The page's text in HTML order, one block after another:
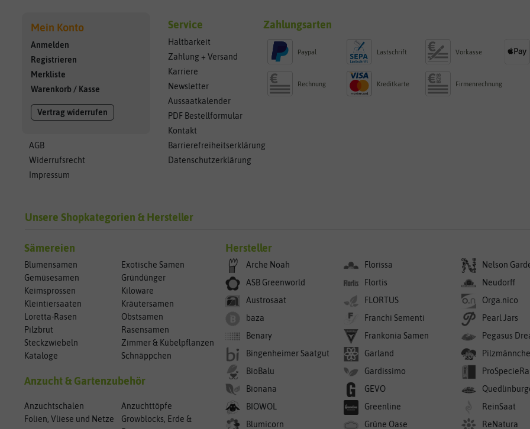
Mein Konto
Anmelden
Registrieren
Merkliste
Warenkorb / Kasse
Vertrag widerrufen
AGB
Widerrufsrecht
Impressum
Service
Haltbarkeit
Zahlung + Versand
Karriere
Newsletter
Aussaatkalender
PDF Bestellformular
Kontakt
Barrierefreiheitserklärung
Datenschutzerklärung
Zahlungsarten
Paypal Lastschrift Vorkasse
Rechnung Kreditkarte Firmenrechnung
Unsere Shopkategorien & Hersteller
Sämereien
Blumensamen
Exotische Samen
Gemüsesamen
Gründünger
Keimsprossen
Kiloware
Kleintiersaaten
Kräutersamen
Loretta-Rasen
Obstsamen
Pilzbrut
Rasensamen
Steckzwiebeln
Zimmer & Kübelpflanzen
Kataloge
Schnäppchen
Anzucht & Gartenzubehör
Anzuchtschalen
Anzuchttöpfe
Folien, Vliese und Netze
Growblocks, Erde &
Hersteller
Arche Noah
ASB Greenworld
Austrosaat
baza
Benary
Bingenheimer Saatgut
BioBalu
Bionana
BIOWOL
Blumicorn
Florissa
Flortis
FLORTUS
Franchi Sementi
Frankonia Samen
Garland
Gardissimo
GEVO
Greenline
Grüne Oase
Nelson
Neudorff
Orga.nico
Pearl Jars
Pegasus
ReinSaat
ReNatura